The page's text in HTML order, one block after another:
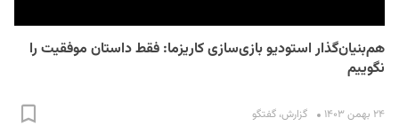
هم‌بنیان‌گذار استودیو بازی‌سازی کاریزما: فقط داستان موفقیت را
نگوییم
۲۴ بهمن ۱۴۰۳ گزارش، گفتگو